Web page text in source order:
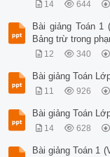
14 644
Bài giảng Toán
Bảng trừ trong
12 340
Bài giảng Toán
11 926
Bài giảng Toán
14 628
Bài giảng Toán 1